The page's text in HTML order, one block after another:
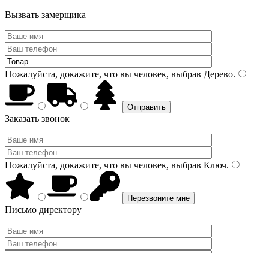
Вызвать замерщика
Пожалуйста, докажите, что вы человек, выбрав Дерево.
Заказать звонок
Пожалуйста, докажите, что вы человек, выбрав Ключ.
Письмо директору